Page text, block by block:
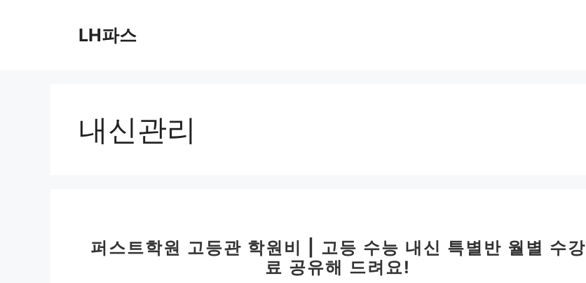
LH파스
내신관리
퍼스트학원 고등관 학원비 | 고등 수능 내신 특별반 월별 수강
료 공유해 드려요!